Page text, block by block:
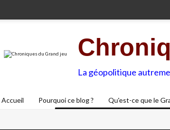
La géopolitique
Accueil Pourquoi ce blog ? Qu'est-ce que le